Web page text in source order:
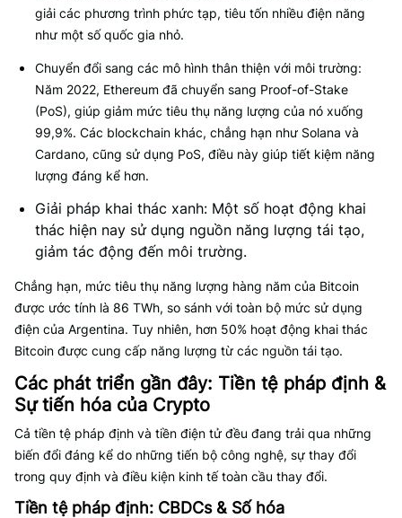
giải các phương trình phức tạp, tiêu tốn nhiều điện năng
như một số quốc gia nhỏ.
Chuyển đổi sang các mô hình thân thiện với môi trường:
Năm 2022, Ethereum đã chuyển sang Proof-of-Stake
(PoS), giúp giảm mức tiêu thụ năng lượng của nó xuống
99,9%. Các blockchain khác, chẳng hạn như Solana và
Cardano, cũng sử dụng PoS, điều này giúp tiết kiệm năng
lượng đáng kể hơn.
Giải pháp khai thác xanh: Một số hoạt động khai
thác hiện nay sử dụng nguồn năng lượng tái tạo,
giảm tác động đến môi trường.
Chẳng hạn, mức tiêu thụ năng lượng hàng năm của Bitcoin
được ước tính là 86 TWh, so sánh với toàn bộ mức sử dụng
điện của Argentina. Tuy nhiên, hơn 50% hoạt động khai thác
Bitcoin được cung cấp năng lượng từ các nguồn tái tạo.
Các phát triển gần đây: Tiền tệ pháp định &
Sự tiến hóa của Crypto
Cả tiền tệ pháp định và tiền điện tử đều đang trải qua những
biến đổi đáng kể do những tiến bộ công nghệ, sự thay đổi
trong quy định và điều kiện kinh tế toàn cầu thay đổi.
Tiền tệ pháp định: CBDCs & Số hóa